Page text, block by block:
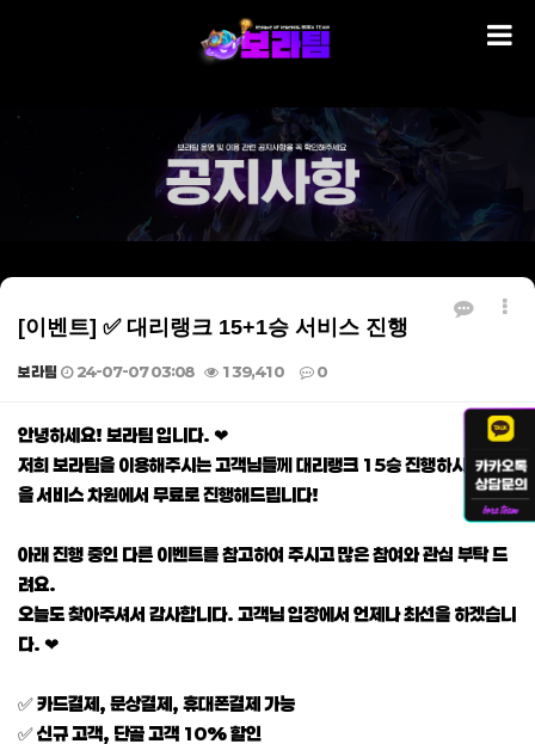
[이벤트] ✅ 대리랭크 15+1승 서비스 진행
보라팀 24-07-07 03:08 139,410 0
본문
안녕하세요! 보라팀 입니다. ❤
저희 보라팀을 이용해주시는 고객님들께 대리랭크 15승 진행하시면 1승
을 서비스 차원에서 무료로 진행해드립니다!
아래 진행 중인 다른 이벤트를 참고하여 주시고 많은 참여와 관심 부탁 드
려요.
오늘도 찾아주셔서 감사합니다. 고객님 입장에서 언제나 최선을 하겠습니
다. ❤
✅ 카드결제, 문상결제, 휴대폰결제 가능
✅ 신규 고객, 단골 고객 10% 할인